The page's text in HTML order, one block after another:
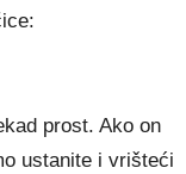
prost. Ako on
ustanite i vrišteći